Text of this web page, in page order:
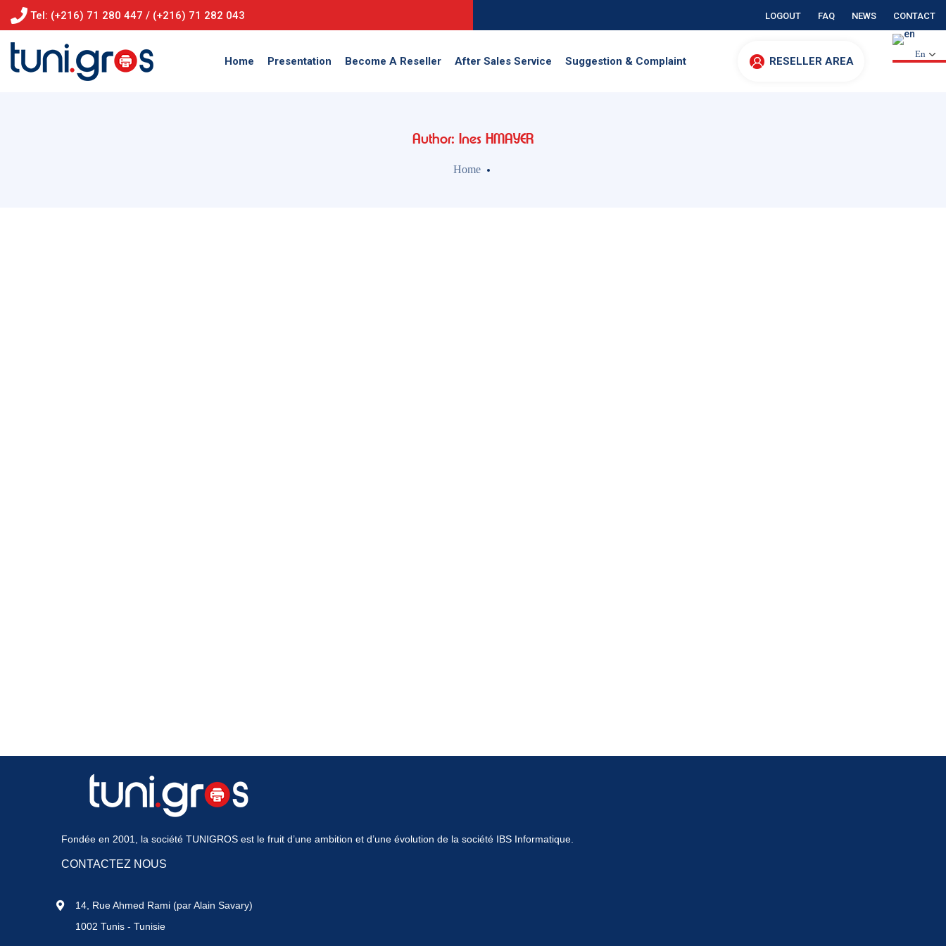
Tel: (+216) 71 280 447 / (+216) 71 282 043 LOGOUT FAQ NEWS CONTACT
Home Presentation Become A Reseller After Sales Service Suggestion & Complaint RESELLER AREA
En
Author: Ines HMAYER
Home
Fondée en 2001, la société TUNIGROS est le fruit d’une ambition et d’une évolution de la société IBS Informatique.
CONTACTEZ NOUS
14, Rue Ahmed Rami (par Alain Savary)
1002 Tunis - Tunisie